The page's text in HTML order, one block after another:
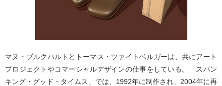
マヌ・ブルクハルトとトーマス・ツァイトベルガーは、共にアート
プロジェクトやコマーシャルデザインの仕事をしている。「スパン
キング・グッド・タイムス」では、1992年に制作され、2004年に再